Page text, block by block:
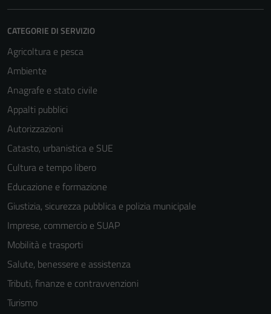
CATEGORIE DI SERVIZIO
Agricoltura e pesca
Ambiente
Anagrafe e stato civile
Appalti pubblici
Autorizzazioni
Catasto, urbanistica e SUE
Cultura e tempo libero
Educazione e formazione
Giustizia, sicurezza pubblica e polizia municipale
Imprese, commercio e SUAP
Mobilità e trasporti
Salute, benessere e assistenza
Tributi, finanze e contravvenzioni
Turismo